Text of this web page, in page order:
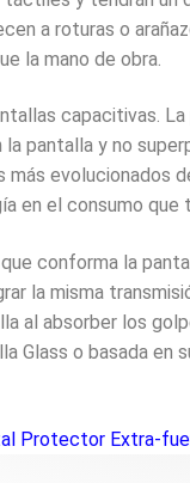
a roturas o
la mano de obra.
capacitivas.
pantalla y no
en el consumo que
conforma la
la misma
al absorber los
Glass o basada
Protector Extra-